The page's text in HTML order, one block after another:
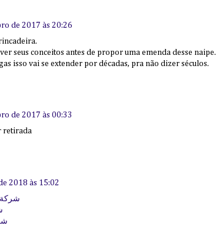
de 2017 às 20:26
seus conceitos antes de propor uma emenda desse naipe.
isso vai se extender por décadas, pra não dizer séculos.
de 2017 às 00:33
retirada
2018 às 15:02
شركة